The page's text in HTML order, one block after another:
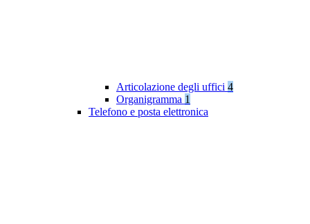
Articolazione degli uffici 4
Organigramma 1
Telefono e posta elettronica